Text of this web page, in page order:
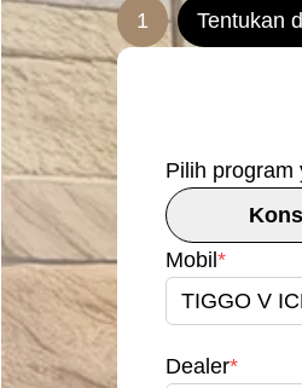
1 Tentukan
Pilih program
Mobil *
TIGGO V
Dealer*